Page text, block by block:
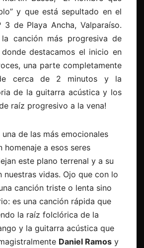
y que está sepultado en el
3 de Playa Ancha, Valparaíso.
canción más progresiva de
destacamos el inicio en
una parte completamente
cerca de 2 minutos y la
de la guitarra acústica y los
raíz progresivo a la vena!
una de las más emocionales
homenaje a esos seres
este plano terrenal y a su
nuestras vidas. Ojo que con lo
canción triste o lenta sino
es una canción rápida que
la raíz folclórica de la
y la guitarra acústica que
Daniel Ramos y